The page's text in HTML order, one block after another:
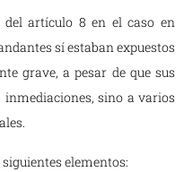
artículo 8 en el caso en
sí estaban expuestos
grave, a pesar de que sus
sino a varios
elementos: